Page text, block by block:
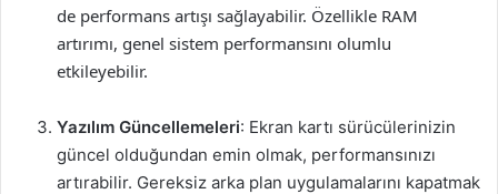
de performans artışı sağlayabilir. Özellikle RAM
artırımı, genel sistem performansını olumlu
etkileyebilir.
Yazılım Güncellemeleri: Ekran kartı sürücülerinizin
güncel olduğundan emin olmak, performansınızı
artırabilir. Gereksiz arka plan uygulamalarını kapatmak